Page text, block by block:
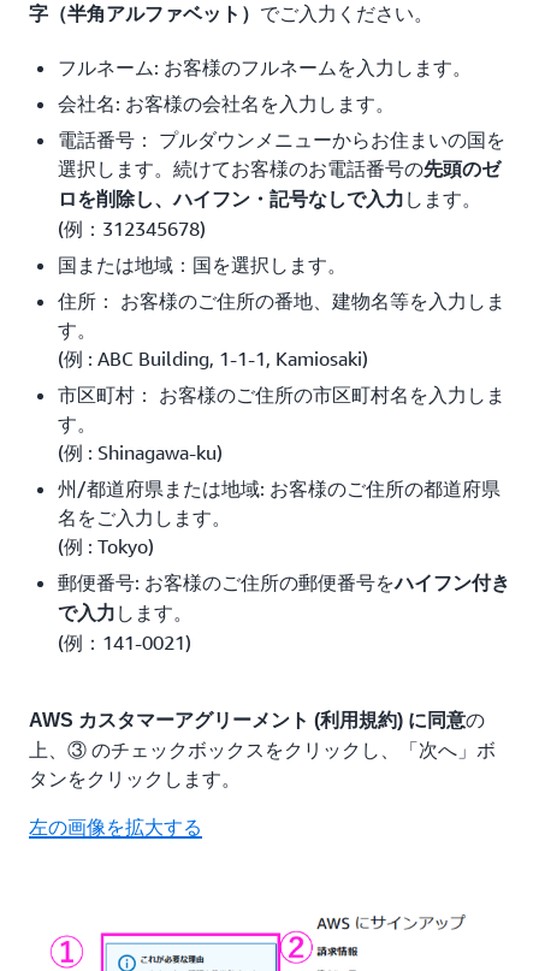
字（半角アルファベット） でご入力ください。
フルネーム: お客様のフルネームを入力します。
会社名: お客様の会社名を入力します。
電話番号： プルダウンメニューからお住まいの国を
選択します。続けてお客様のお電話番号の先頭のゼ
ロを削除し、ハイフン・記号なしで入力 します。
(例：312345678)
国または地域：国を選択します。
住所： お客様のご住所の番地、建物名等を入力しま
す。
(例 : ABC Building, 1-1-1, Kamiosaki)
市区町村： お客様のご住所の市区町村名を入力しま
す。
(例 : Shinagawa-ku)
州/都道府県または地域: お客様のご住所の都道府県
名をご入力します。
(例 : Tokyo)
郵便番号: お客様のご住所の郵便番号をハイフン付き
で入力 します。
(例：141-0021)
AWS カスタマーアグリーメント (利用規約) に同意の
上、③ のチェックボックスをクリックし、「次へ」ボ
タンをクリックします。
左の画像を拡大する